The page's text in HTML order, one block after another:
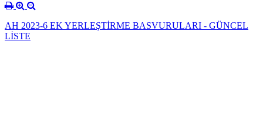
AH 2023-6 EK YERLEŞTİRME BASVURULARI - GÜNCEL
LİSTE